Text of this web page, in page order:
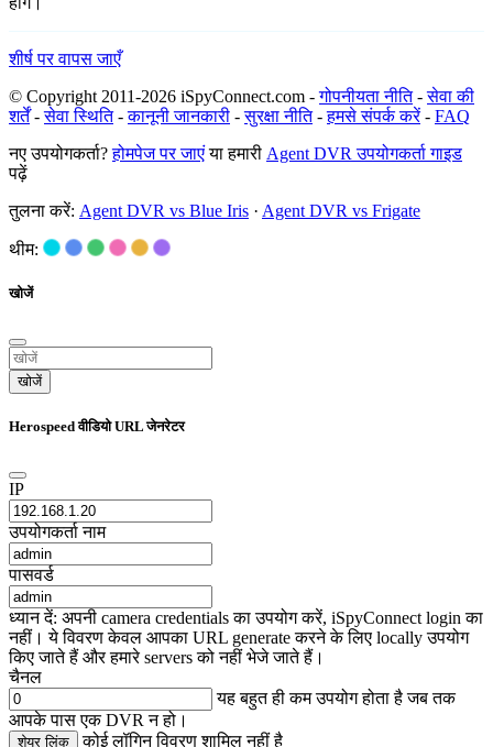
शीर्ष पर वापस जाएँ
© Copyright 2011-2026 iSpyConnect.com -गोपनीयता नीति-सेवा की
शर्तें-सेवा स्थिति-कानूनी जानकारी -सुरक्षा नीति-हमसे संपर्क करें- FAQ
नए उपयोगकर्ता?होमपेज पर जाएंया हमारी Agent DVR उपयोगकर्ता गाइड
पढ़ें
तुलना करें: Agent DVR vs Blue Iris · Agent DVR vs Frigate
थीम:
खोजें
खोजें
Herospeed वीडियो URL जेनरेटर
IP
उपयोगकर्ता नाम
पासवर्ड
ध्यान दें: अपनी camera credentials का उपयोग करें, iSpyConnect login का
नहीं। ये विवरण केवल आपका URL generate करने के लिए locally उपयोग
किए जाते हैं और हमारे servers को नहीं भेजे जाते हैं।
चैनल
यह बहुत ही कम उपयोग होता है जब तक
आपके पास एक DVR न हो।
शेयर लिंक कोई लॉगिन विवरण शामिल नहीं है